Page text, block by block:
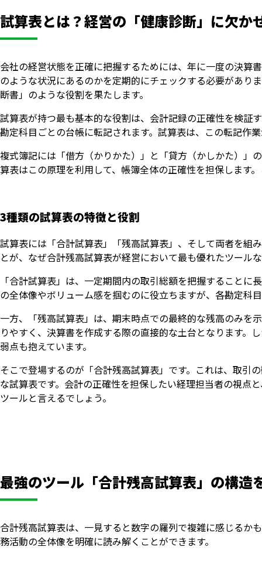
試算表とは？経営の「健康診断」に欠か
会社の経営状態を正確に把握するためには、年に一度の決算
のような状況にあるのかを定期的にチェックする必要があり
断書」のような役割を果たします。
試算表が持つ最も基本的な役割は、会計記録の正確性を検証
勘定科目ごとの台帳に転記されます。試算表は、この転記作
複式簿記には「借方（かりかた）」と「貸方（かしかた）」
算表はこの原理を利用して、帳簿全体の正確性を担保します
3種類の試算表の特徴と役割
試算表には「合計試算表」「残高試算表」、そして両者を組
とが、なぜ合計残高試算表が経営において最も優れたツール
「合計試算表」は、一定期間内の取引総額を把握すること
の全体像やボリューム感を掴むのに役立ちますが、各勘定科
一方、「残高試算表」は、期末時点での最終的な残高のみを
りやすく、決算書を作成する際の直接的な土台となります。
弱点も抱えています。
そこで登場するのが「合計残高試算表」です。これは、取引
な試算表です。会計の正確性を担保したい経理担当者の視点
ツールと言えるでしょう。
最強のツール「合計残高試算表」の構造
合計残高試算表は、一見すると数字の羅列で複雑に感じるか
務活動の全体像を明確に読み解くことができます。